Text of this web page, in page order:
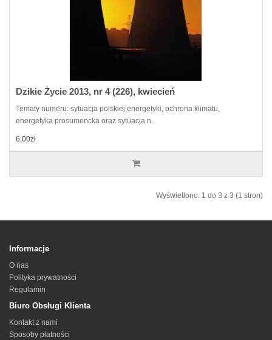
Dzikie Życie 2013, nr 4 (226), kwiecień
Tematy numeru: sytuacja polskiej energetyki, ochrona klimatu,
energetyka prosumencka oraz sytuacja n..
6,00zł
Wyświetlono: 1 do 3 z 3 (1 stron)
Informacje
O nas
Polityka prywatności
Regulamin
Biuro Obsługi Klienta
Kontakt z nami
Sposoby płatności